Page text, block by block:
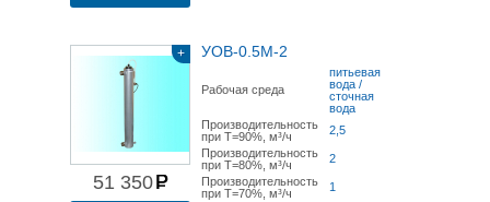
+
51 350
УОВ-0.5М-2
Рабочая среда
питьевая
вода /
сточная
вода
Производительность
при Т=90%, м³/ч
2,5
Производительность
при Т=80%, м³/ч
2
Производительность
при Т=70%, м³/ч
1